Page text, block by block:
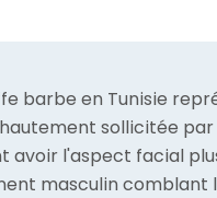
barbe en Tunisie
sollicitée par
avoir l'aspect facial
masculin comblant